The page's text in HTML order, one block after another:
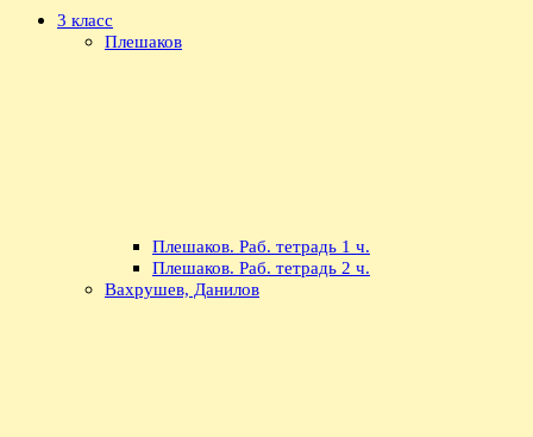
3 класс
Плешаков
Плешаков. Раб. тетрадь 1 ч.
Плешаков. Раб. тетрадь 2 ч.
Вахрушев, Данилов